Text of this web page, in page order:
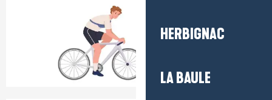
HERBIGNAC
LA BAULE